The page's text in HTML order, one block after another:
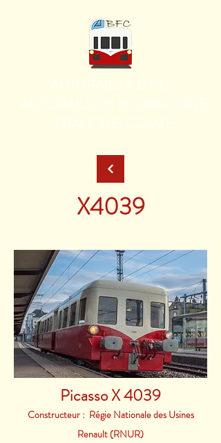
AUTORAILS A.B.F.C -
AUTORAILS DE BOURGOGNE
FRANCHE-COMTÉ
X4039
Picasso X 4039
Constructeur : Régie Nationale des Usines
Renault (RNUR)